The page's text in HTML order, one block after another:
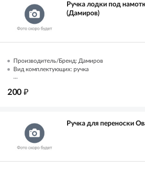
Ручка лодки под
(Дамиров)
Производитель/Бренд: Дамиров
Вид комплектующих: ручка
...
200 ₽
Ручка для переноски